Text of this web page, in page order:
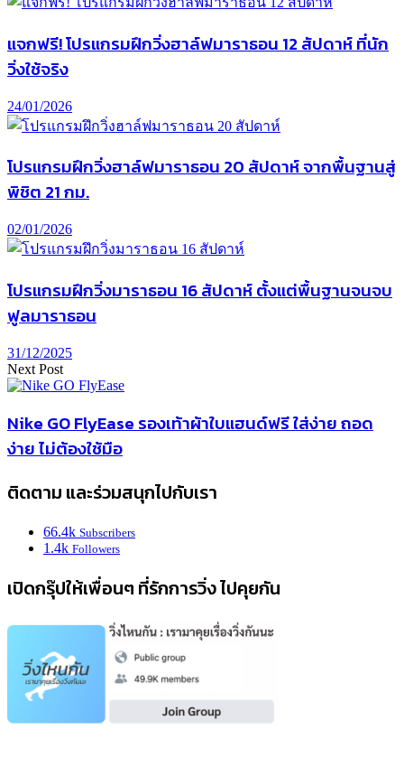
แจกฟรี! โปรแกรมฝึกวิ่งฮาล์ฟมาราธอน 12 สัปดาห์ ที่นัก
วิ่งใช้จริง
24/01/2026
โปรแกรมฝึกวิ่งฮาล์ฟมาราธอน 20 สัปดาห์ จากพื้นฐานสู่
พิชิต 21 กม.
02/01/2026
โปรแกรมฝึกวิ่งมาราธอน 16 สัปดาห์ ตั้งแต่พื้นฐานจนจบ
ฟูลมาราธอน
31/12/2025
Next Post
Nike GO FlyEase รองเท้าผ้าใบแฮนด์ฟรี ใส่ง่าย ถอด
ง่าย ไม่ต้องใช้มือ
ติดตาม และร่วมสนุกไปกับเรา
66.4k Subscribers
1.4k Followers
เปิดกรุ๊ปให้เพื่อนๆ ที่รักการวิ่ง ไปคุยกัน